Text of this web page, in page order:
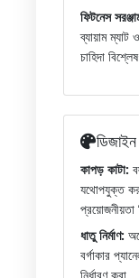
ফিটনেস
ব্যায়াম ম্যাট
চাহিদা
কাপড় কাটা:
যথোপযুক্ত
প্রয়োজনীয়তা
ধাতু নির্মাণ:
বর্গাকার